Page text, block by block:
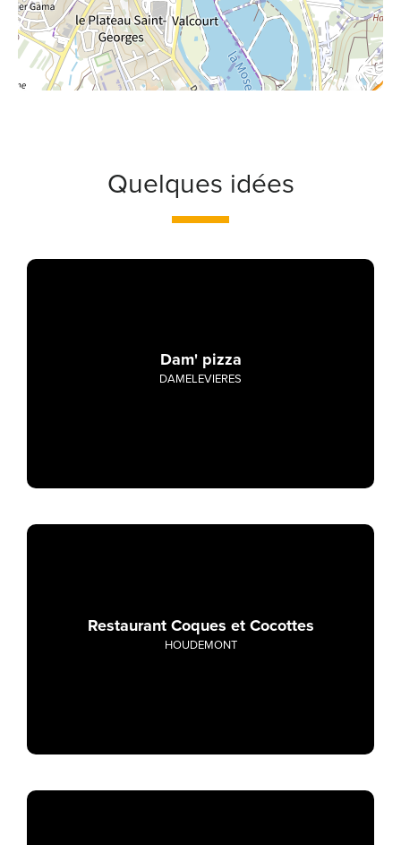
Quelques idées
Dam' pizza
DAMELEVIERES
Restaurant Coques et Cocottes
HOUDEMONT